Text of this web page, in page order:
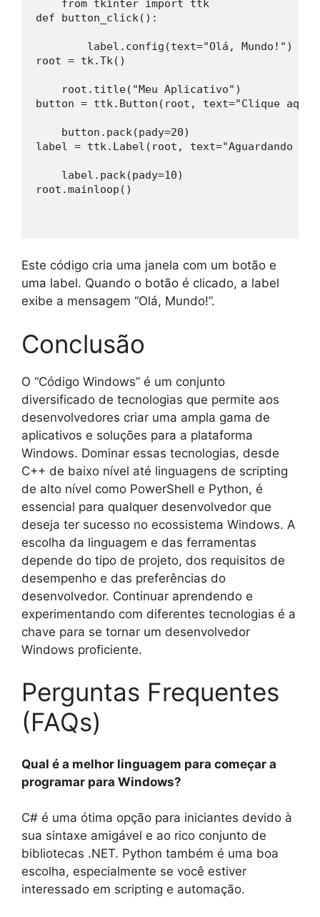
    from tkinter import ttk
def button_click():
        label.config(text="Olá, Mundo!")
root = tk.Tk()
    root.title("Meu Aplicativo")
button = ttk.Button(root, text="Clique aqui",
    button.pack(pady=20)
label = ttk.Label(root, text="Aguardando
    label.pack(pady=10)
root.mainloop()
Este código cria uma janela com um botão e
uma label. Quando o botão é clicado, a label
exibe a mensagem “Olá, Mundo!”.
Conclusão
O “Código Windows” é um conjunto
diversificado de tecnologias que permite aos
desenvolvedores criar uma ampla gama de
aplicativos e soluções para a plataforma
Windows. Dominar essas tecnologias, desde
C++ de baixo nível até linguagens de scripting
de alto nível como PowerShell e Python, é
essencial para qualquer desenvolvedor que
deseja ter sucesso no ecossistema Windows. A
escolha da linguagem e das ferramentas
depende do tipo de projeto, dos requisitos de
desempenho e das preferências do
desenvolvedor. Continuar aprendendo e
experimentando com diferentes tecnologias é a
chave para se tornar um desenvolvedor
Windows proficiente.
Perguntas Frequentes
(FAQs)
Qual é a melhor linguagem para começar a
programar para Windows?
C# é uma ótima opção para iniciantes devido à
sua sintaxe amigável e ao rico conjunto de
bibliotecas .NET. Python também é uma boa
escolha, especialmente se você estiver
interessado em scripting e automação.